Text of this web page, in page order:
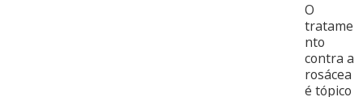
O
tratame
nto
contra a
rosácea
é tópico